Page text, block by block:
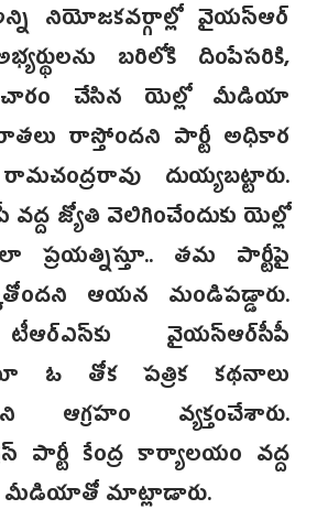
నియోజకవర్గాల్లో వైయస్ఆర్‌
బరిలోకి దింపేసరికి,
చేసిన యెల్లో మీడియా
రాస్తోందని పార్టీ అధికార
దుయ్యబట్టారు.
జ్యోతి వెలిగించేందుకు యెల్లో
ప్రయత్నిస్తూ.. తమ పార్టీపై
ఆయన మండిపడ్డారు.
వైయస్ఆర్‌సీపీ
ఓ తోక పత్రిక కథనాలు
ఆగ్రహం వ్యక్తంచేశారు.
పార్టీ కేంద్ర కార్యాలయం వద్ద‌
మీడియాతో మాట్లాడారు.